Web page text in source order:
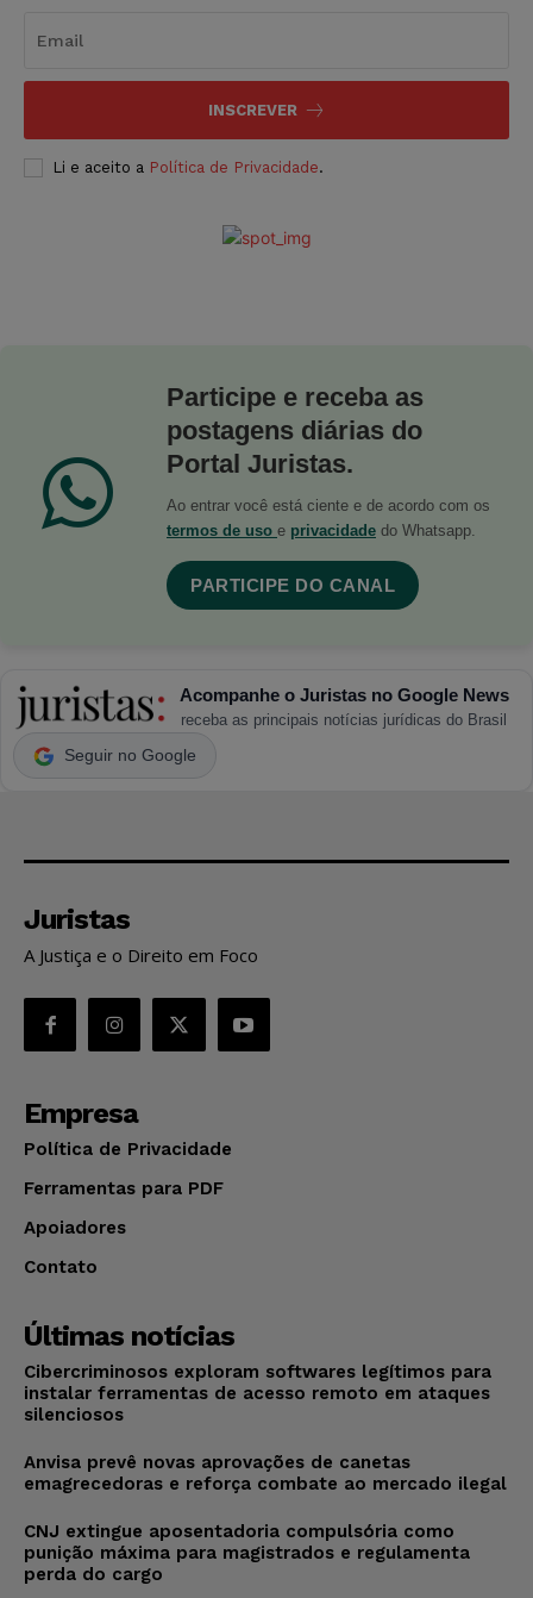
INSCREVER
Li e aceito a Política de Privacidade.
Participe e receba as
postagens diárias do
Portal Juristas.
Ao entrar você está ciente e de acordo com os
termos de uso e privacidade do Whatsapp.
PARTICIPE DO CANAL
Acompanhe o Juristas no Google News
receba as principais notícias jurídicas do Brasil
Seguir no Google
Juristas
A Justiça e o Direito em Foco
Empresa
Política de Privacidade
Ferramentas para PDF
Apoiadores
Contato
Últimas notícias
Cibercriminosos exploram softwares legítimos para
instalar ferramentas de acesso remoto em ataques
silenciosos
Anvisa prevê novas aprovações de canetas
emagrecedoras e reforça combate ao mercado ilegal
CNJ extingue aposentadoria compulsória como
punição máxima para magistrados e regulamenta
perda do cargo